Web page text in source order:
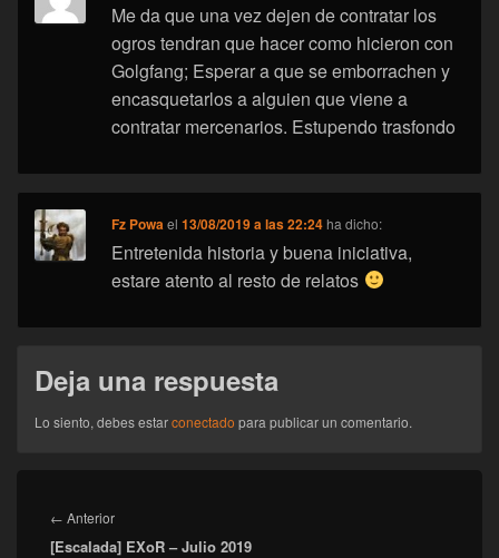
Me da que una vez dejen de contratar los
ogros tendran que hacer como hicieron con
Golgfang; Esperar a que se emborrachen y
encasquetarlos a alguien que viene a
contratar mercenarios. Estupendo trasfondo
Fz Powael13/08/2019 a las 22:24 ha dicho:
Entretenida historia y buena iniciativa,
estare atento al resto de relatos
Deja una respuesta
Lo siento, debes estarconectado para publicar un comentario.
de
entradas
← AnteriorEntrada
anterior:
[Escalada] EXoR – Julio 2019